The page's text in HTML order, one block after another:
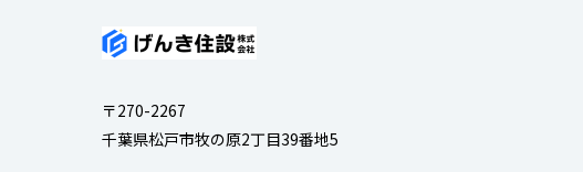
〒270-2267
千葉県松戸市牧の原2丁目39番地5